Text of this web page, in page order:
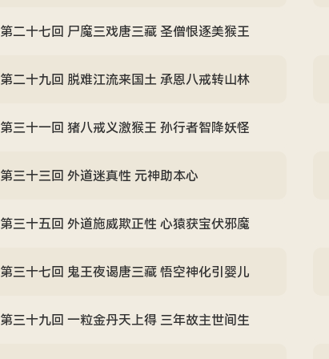
第二十七回 尸魔三戏唐三藏 圣僧恨逐美猴王
第二十九回 脱难江流来国土 承恩八戒转山林
第三十一回 猪八戒义激猴王 孙行者智降妖怪
第三十三回 外道迷真性 元神助本心
第三十五回 外道施威欺正性 心猿获宝伏邪魔
第三十七回 鬼王夜谒唐三藏 悟空神化引婴儿
第三十九回 一粒金丹天上得 三年故主世间生